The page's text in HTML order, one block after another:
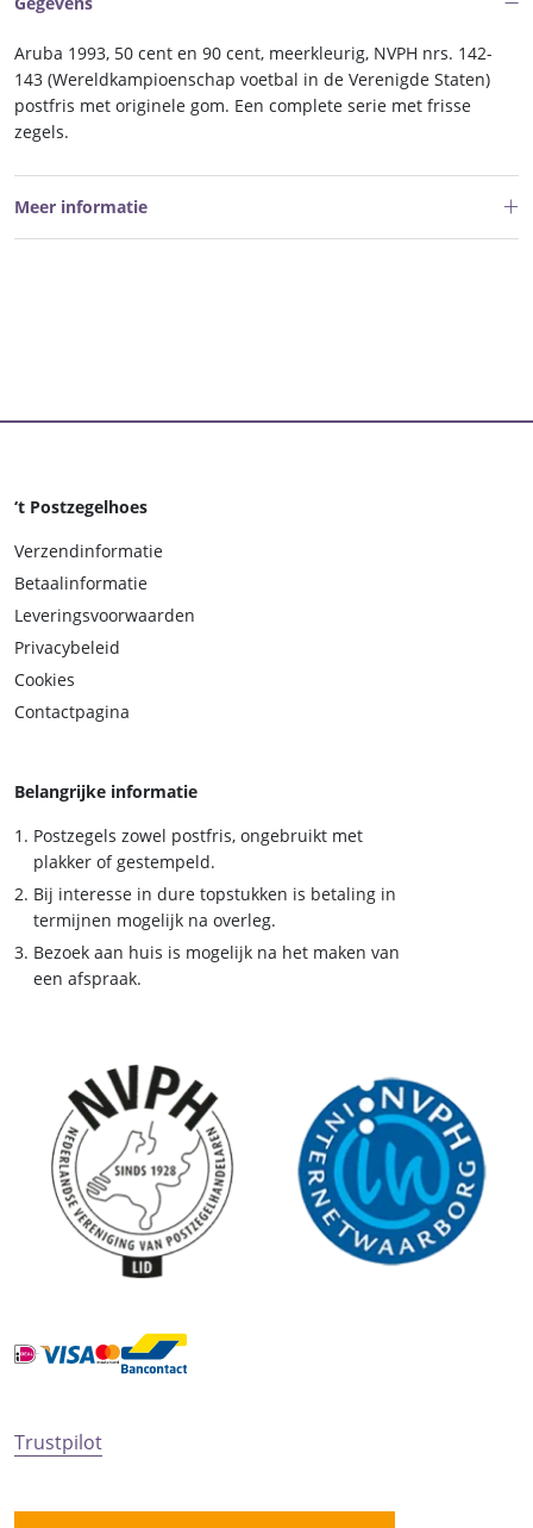
Aruba 1993, 50 cent en 90 cent, meerkleurig, NVPH nrs. 142-
143 (Wereldkampioenschap voetbal in de Verenigde Staten)
postfris met originele gom. Een complete serie met frisse
zegels.
Meer informatie
‘t Postzegelhoes
Verzendinformatie
Betaalinformatie
Leveringsvoorwaarden
Privacybeleid
Cookies
Contactpagina
Belangrijke informatie
Postzegels zowel postfris, ongebruikt met
plakker of gestempeld.
Bij interesse in dure topstukken is betaling in
termijnen mogelijk na overleg.
Bezoek aan huis is mogelijk na het maken van
een afspraak.
Trustpilot